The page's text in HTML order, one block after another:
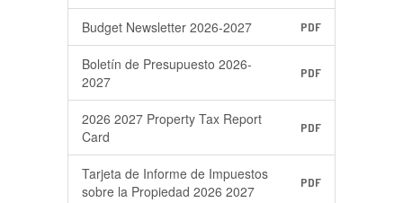
Budget Newsletter 2026-2027 PDF
Boletín de Presupuesto 2026-
2027
PDF
2026 2027 Property Tax Report
Card
PDF
Tarjeta de Informe de Impuestos
sobre la Propiedad 2026 2027
PDF